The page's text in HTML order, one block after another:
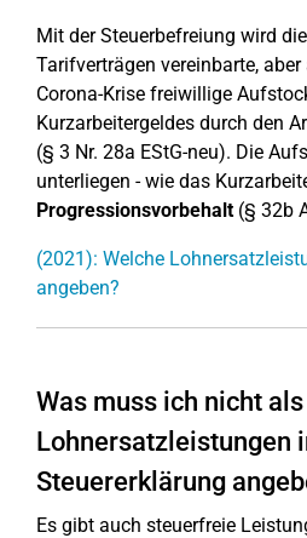
Mit der Steuerbefreiung wird
Tarifverträgen vereinbarte,
Corona-Krise freiwillige
Kurzarbeitergeldes durch den
(§ 3 Nr. 28a EStG-neu). Die
unterliegen - wie das
Progressionsvorbehalt(§ 32b
(2021): Welche
angeben?
Was muss ich nicht als
Lohnersatzleistungen
Steuererklärung
Es gibt auch steuerfreie